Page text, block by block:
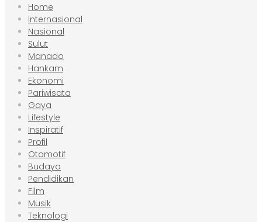
Home
Internasional
Nasional
Sulut
Manado
Hankam
Ekonomi
Pariwisata
Gaya
Lifestyle
Inspiratif
Profil
Otomotif
Budaya
Pendidikan
Film
Musik
Teknologi